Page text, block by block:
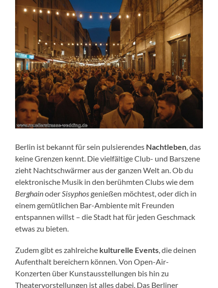
Berlin ist bekannt für sein pulsierendes Nachtleben , das
keine Grenzen kennt. Die vielfältige Club- und Barszene
zieht Nachtschwärmer aus der ganzen Welt an. Ob du
elektronische Musik in den berühmten Clubs wie dem
Berghainoder Sisyphosgenießen möchtest, oder dich in
einem gemütlichen Bar-Ambiente mit Freunden
entspannen willst – die Stadt hat für jeden Geschmack
etwas zu bieten.
Zudem gibt es zahlreiche kulturelle Events , die deinen
Aufenthalt bereichern können. Von Open-Air-
Konzerten über Kunstausstellungen bis hin zu
Theatervorstellungen ist alles dabei. Das Berliner